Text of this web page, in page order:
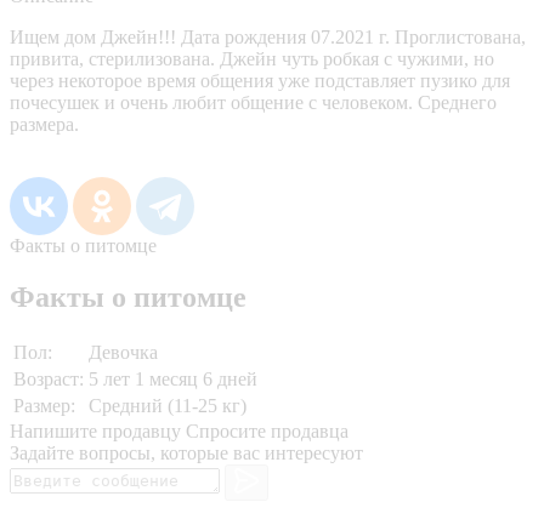
Ищем дом Джейн!!! Дата рождения 07.2021 г. Проглистована,
привита, стерилизована. Джейн чуть робкая с чужими, но
через некоторое время общения уже подставляет пузико для
почесушек и очень любит общение с человеком. Среднего
размера.
Факты о питомце
Факты о питомце
Пол:
Девочка
Возраст: 5 лет 1 месяц 6 дней
Размер:
Средний (11-25 кг)
Напишите продавцу Спросите продавца
Задайте вопросы, которые вас интересуют